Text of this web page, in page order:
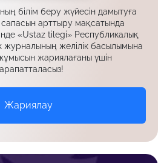
білім беру жүйесін дамытуға
арттыру мақсатында
«Ustaz tilegi» Республикалық
журналының желілік басылымына
жариялағаны үшін
Жариялау